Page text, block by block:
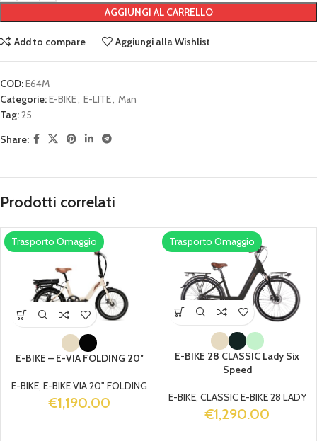
AGGIUNGI AL CARRELLO
Add to compare Aggiungi alla Wishlist
COD:E64M
Categorie:E-BIKE, E-LITE, Man
Tag:25
Share:
Prodotti correlati
Trasporto Omaggio
E-BIKE – E-VIA FOLDING 20″
E-BIKE, E-BIKE VIA 20" FOLDING
€1,190.00
Trasporto Omaggio
E-BIKE 28 CLASSIC Lady Six
Speed
E-BIKE, CLASSIC E-BIKE 28 LADY
€1,290.00